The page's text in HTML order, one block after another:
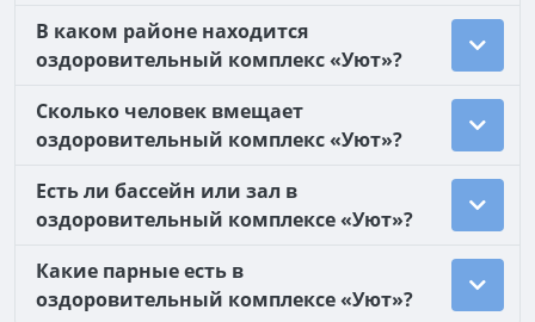
В каком районе находится
оздоровительный комплекс «Уют»?
Сколько человек вмещает
оздоровительный комплекс «Уют»?
Есть ли бассейн или зал в
оздоровительный комплексе «Уют»?
Какие парные есть в
оздоровительный комплексе «Уют»?